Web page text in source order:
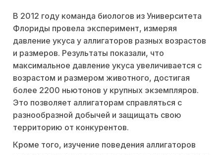
В 2012 году команда биологов из Университета
Флориды провела эксперимент, измеряя
давление укуса у аллигаторов разных возрастов
и размеров. Результаты показали, что
максимальное давление укуса увеличивается с
возрастом и размером животного, достигая
более 2200 ньютонов у крупных экземпляров.
Это позволяет аллигаторам справляться с
разнообразной добычей и защищать свою
территорию от конкурентов.
Кроме того, изучение поведения аллигаторов